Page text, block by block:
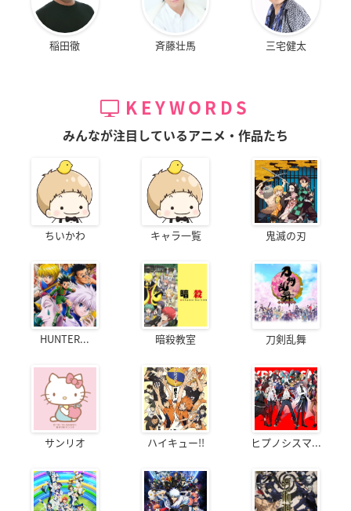
稲田徹 斉藤壮馬 三宅健太
KEYWORDS
みんなが注目しているアニメ・作品たち
ちいかわ キャラ一覧 鬼滅の刃
HUNTER... 暗殺教室 刀剣乱舞
サンリオ ハイキュー!! ヒプノシスマ...